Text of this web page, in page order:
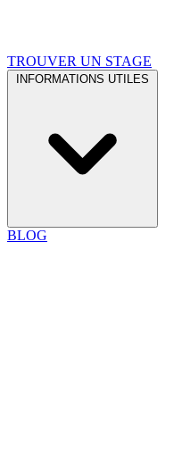
TROUVER UN STAGE
INFORMATIONS UTILES
BLOG